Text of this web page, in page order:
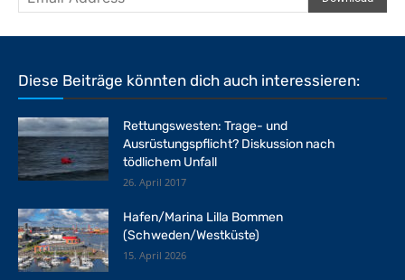
Diese Beiträge könnten dich auch interessieren:
Rettungswesten: Trage- und
Ausrüstungspflicht? Diskussion nach
tödlichem Unfall
26. April 2017
Hafen/Marina Lilla Bommen
(Schweden/Westküste)
15. April 2026